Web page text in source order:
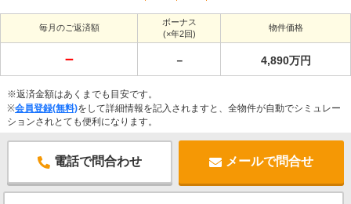
毎月のご返済額
ボーナス
(×年2回)
物件価格
－ － 4,890万円
※返済金額はあくまでも目安です。
※会員登録(無料)をして詳細情報を記入されますと、全物件が自動でシミュレー
ションされとても便利になります。
電話で問合わせ メールで問合せ